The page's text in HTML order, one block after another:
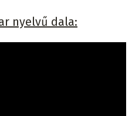
nyelvű dala: